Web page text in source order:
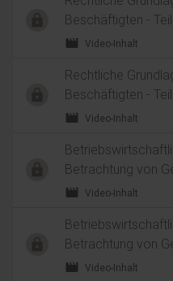
Beschäftigten -
movie Video-Inhalt
Rechtliche
Beschäftigten -
movie Video-Inhalt
Betrachtung von
movie Video-Inhalt
Betrachtung von
movie Video-Inhalt